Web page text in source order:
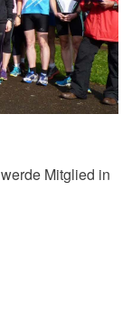
Mitglied in